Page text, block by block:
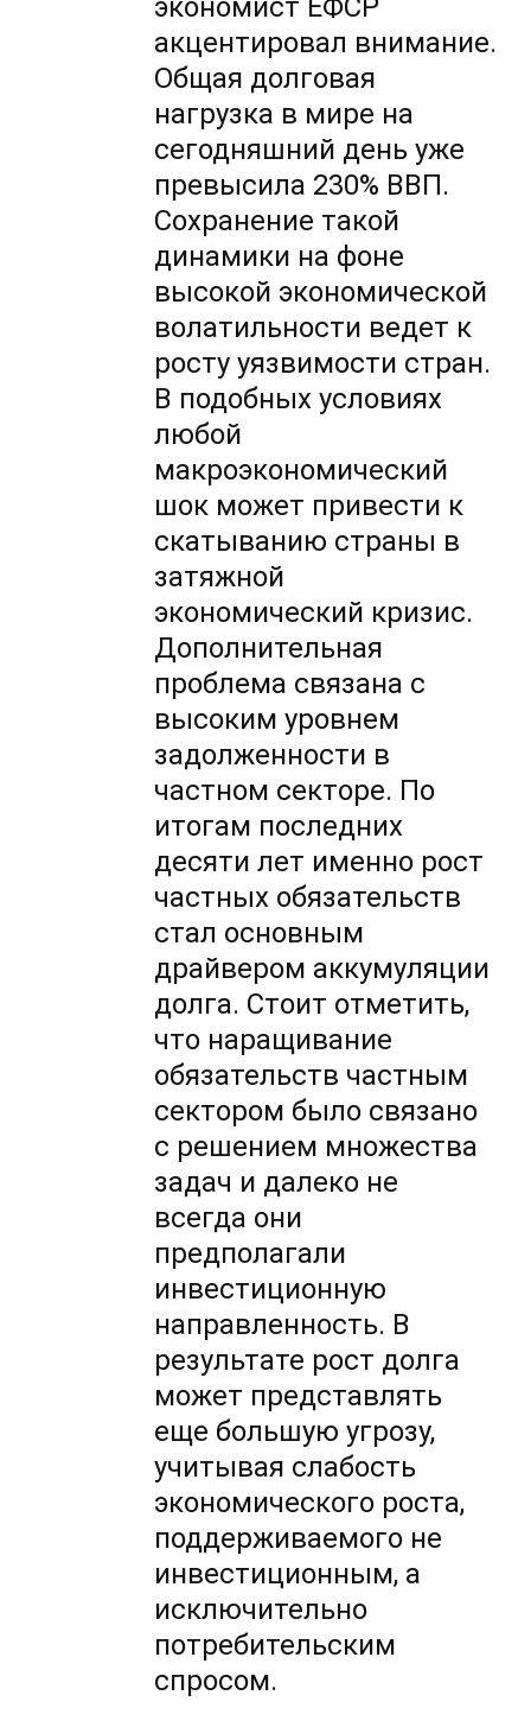
экономист ЕФСР
акцентировал внимание.
Общая долговая
нагрузка в мире на
сегодняшний день уже
превысила 230% ВВП.
Сохранение такой
динамики на фоне
высокой экономической
волатильности ведет к
росту уязвимости стран.
В подобных условиях
любой
макроэкономический
шок может привести к
скатыванию страны в
затяжной
экономический кризис.
Дополнительная
проблема связана с
высоким уровнем
задолженности в
частном секторе. По
итогам последних
десяти лет именно рост
частных обязательств
стал основным
драйвером аккумуляции
долга. Стоит отметить,
что наращивание
обязательств частным
сектором было связано
с решением множества
задач и далеко не
всегда они
предполагали
инвестиционную
направленность. В
результате рост долга
может представлять
еще большую угрозу,
учитывая слабость
экономического роста,
поддерживаемого не
инвестиционным, а
исключительно
потребительским
спросом.